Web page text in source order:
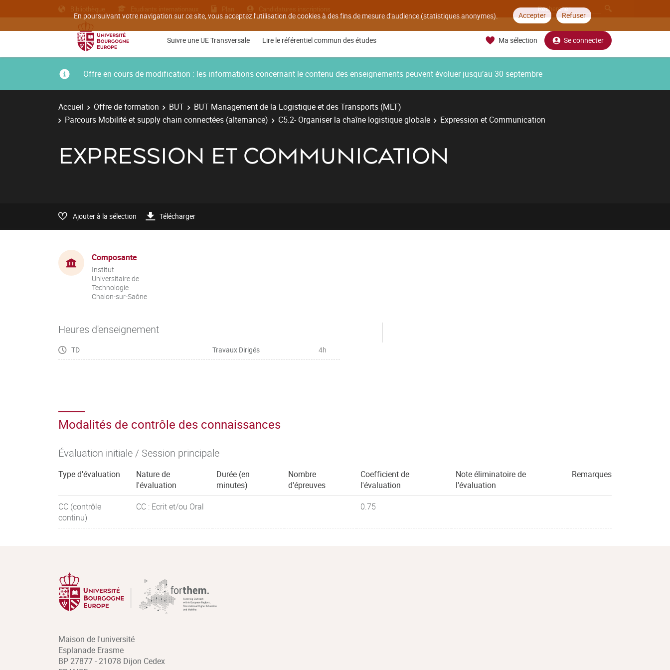
En poursuivant votre navigation sur ce site, vous acceptez l'utilisation de cookies à des fins de mesure d'audience (statistiques anonymes). Accepter Refuser
Bibliothèque Etudiants internationaux Plan Candidatures inscriptions
Suivre une UE Transversale Lire le référentiel commun des études Ma sélection Se connecter
Offre en cours de modification : les informations concernant le contenu des enseignements peuvent évoluer jusqu’au 30 septembre
Accueil Offre de formation BUT
BUT Management de la Logistique et des Transports (MLT)
Parcours Mobilité et supply chain connectées (alternance)
C5.2- Organiser la chaîne logistique globale Expression et Communication
EXPRESSION ET COMMUNICATION
Ajouter à la sélection Télécharger
Composante
Institut
Universitaire de
Technologie
Chalon-sur-Saône
Heures d'enseignement
TD Travaux Dirigés 4h
Modalités de contrôle des connaissances
Évaluation initiale / Session principale
Type d'évaluation
Nature de
l'évaluation
Durée (en
minutes)
Nombre
d'épreuves
Coefficient de
l'évaluation
Note éliminatoire de
l'évaluation
Remarques
CC (contrôle
continu)
CC : Ecrit et/ou Oral 0.75
Maison de l'université
Esplanade Erasme
BP 27877 - 21078 Dijon Cedex